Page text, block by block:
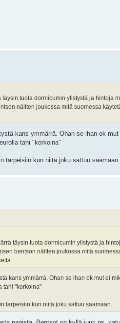
tuota dormicumin ylistystä ja hintoja
näitten joukossa mitä suomessa
kans ymmärrä. Ohan se ihan ok
tahi "korkoina"
tarpeisiin kun niitä joku sattuu saamaan.
täysin tuota dormicumin ylistystä ja
bentson näitten joukossa mitä
kans ymmärrä. Ohan se ihan ok mut ei
tahi "korkoina"
tarpeisiin kun niitä joku sattuu saamaan.